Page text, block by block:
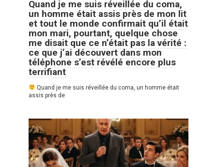
Quand je me suis réveillée du coma,
un homme était assis près de mon lit
et tout le monde confirmait qu’il était
mon mari, pourtant, quelque chose
me disait que ce n’était pas la vérité :
ce que j’ai découvert dans mon
téléphone s’est révélé encore plus
terrifiant
Quand je me suis réveillée du coma, un homme était
assis près de